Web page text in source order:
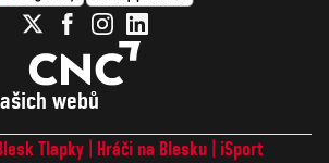
webů
Tlapky Hráči na Blesku
iSport